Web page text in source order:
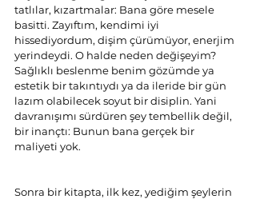
tatlılar, kızartmalar: Bana göre mesele
basitti. Zayıftım, kendimi iyi
hissediyordum, dişim çürümüyor, enerjim
yerindeydi. O halde neden değişeyim?
Sağlıklı beslenme benim gözümde ya
estetik bir takıntıydı ya da ileride bir gün
lazım olabilecek soyut bir disiplin. Yani
davranışımı sürdüren şey tembellik değil,
bir inançtı: Bunun bana gerçek bir
maliyeti yok.
Sonra bir kitapta, ilk kez, yediğim şeylerin